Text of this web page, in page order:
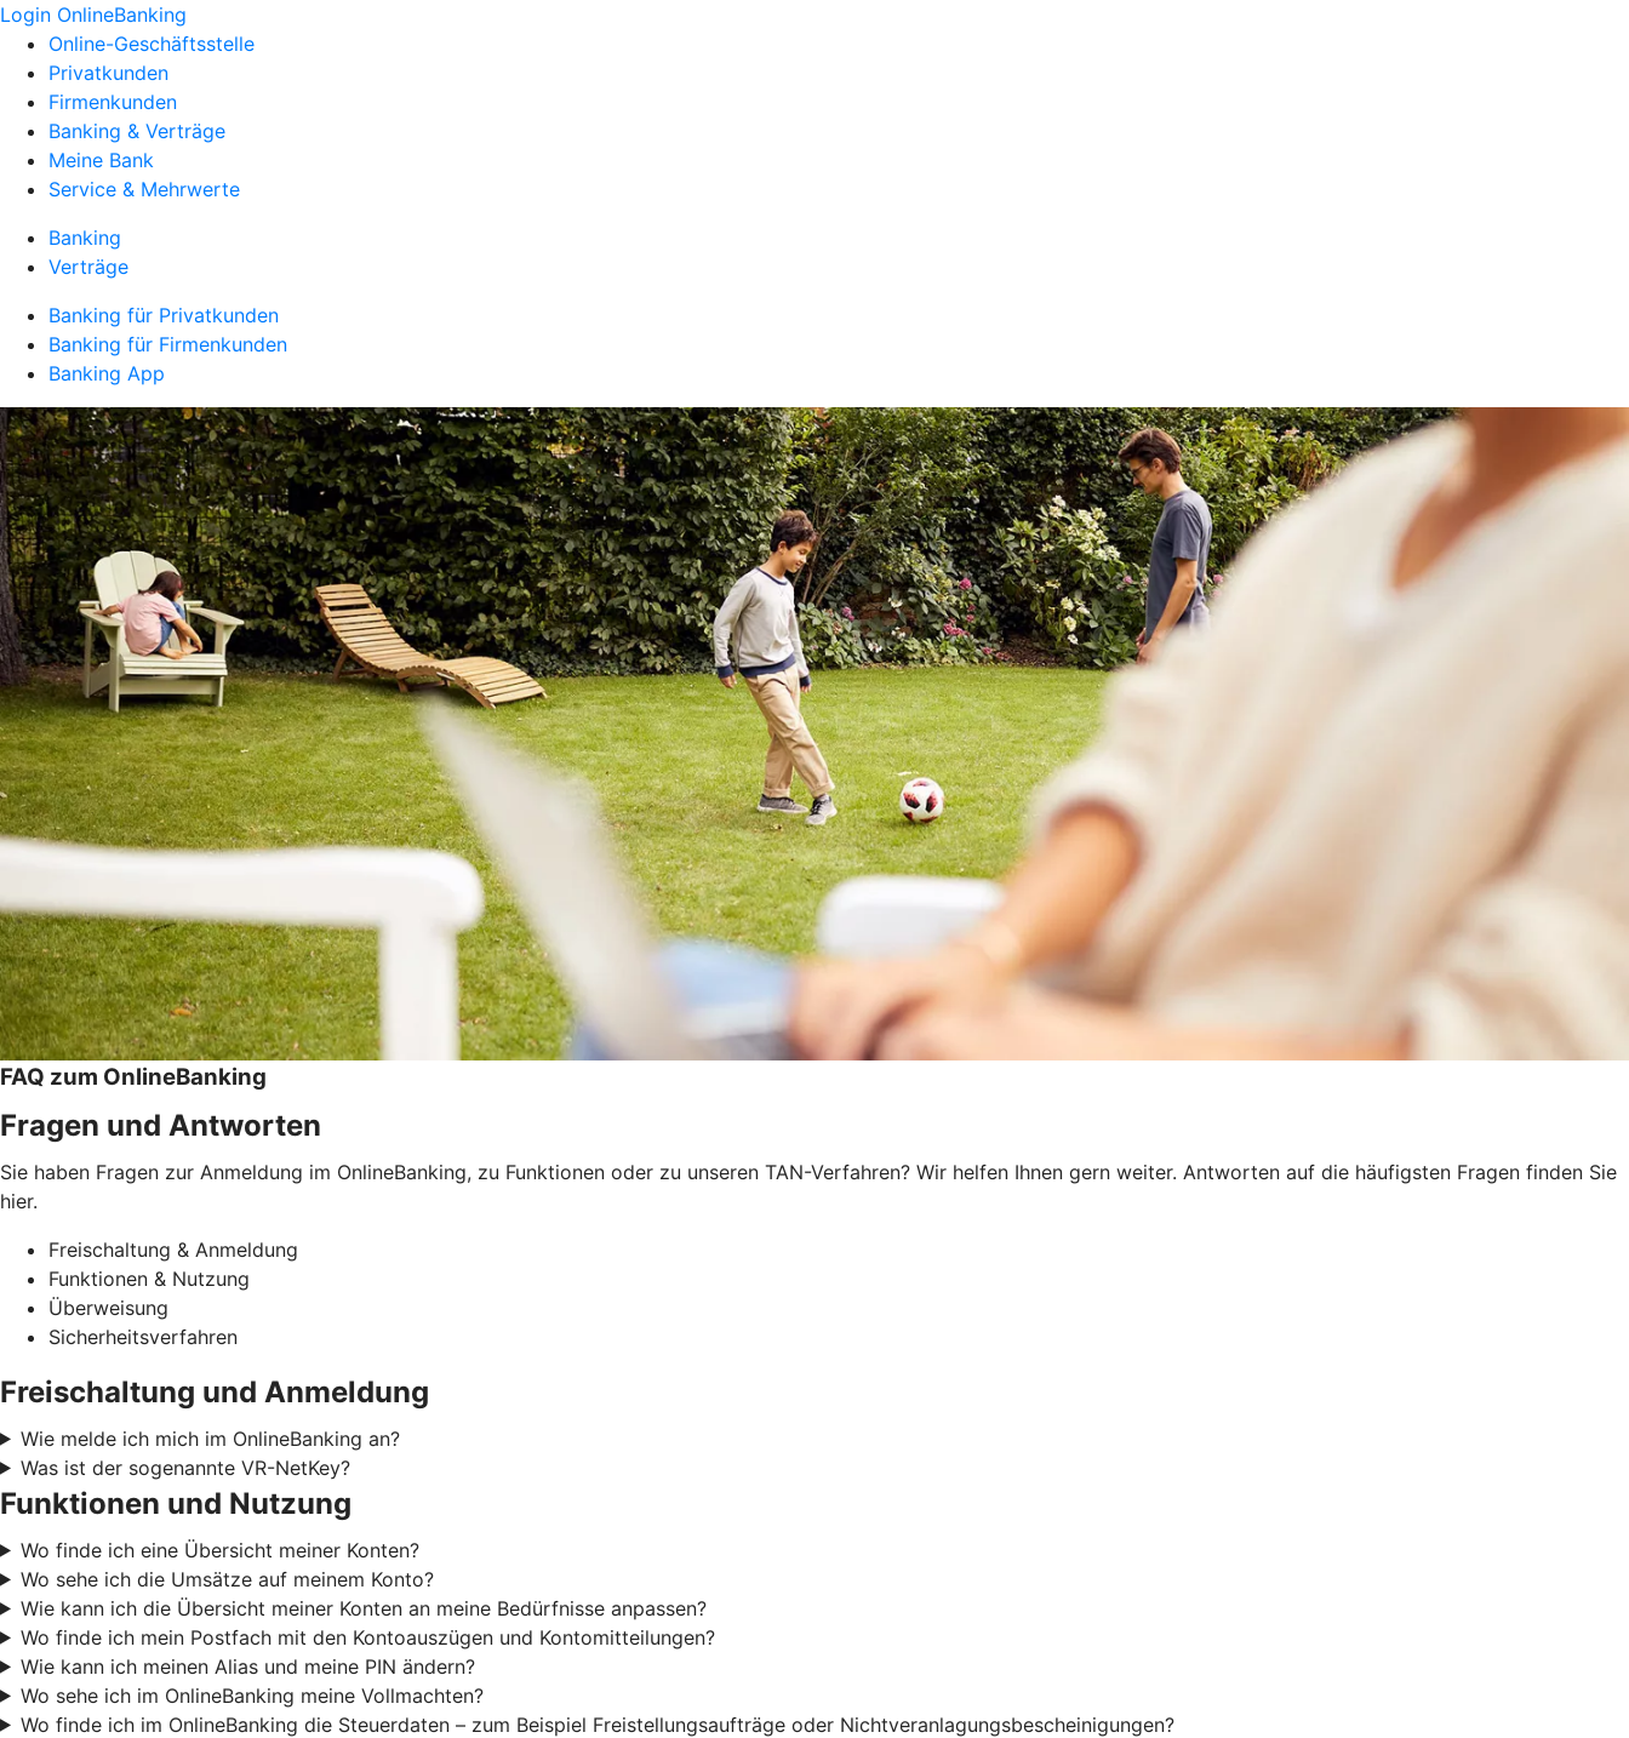
Login OnlineBanking
Online-Geschäftsstelle
Privatkunden
Firmenkunden
Banking & Verträge
Meine Bank
Service & Mehrwerte
Banking
Verträge
Banking für Privatkunden
Banking für Firmenkunden
Banking App
FAQ zum OnlineBanking
Fragen und Antworten
Sie haben Fragen zur Anmeldung im OnlineBanking, zu Funktionen oder zu unseren TAN-Verfahren? Wir helfen Ihnen gern weiter. Antworten auf die häufigsten Fragen finden Sie
hier.
Freischaltung & Anmeldung
Funktionen & Nutzung
Überweisung
Sicherheitsverfahren
Freischaltung und Anmeldung
Wie melde ich mich im OnlineBanking an?
Was ist der sogenannte VR-NetKey?
Funktionen und Nutzung
Wo finde ich eine Übersicht meiner Konten?
Wo sehe ich die Umsätze auf meinem Konto?
Wie kann ich die Übersicht meiner Konten an meine Bedürfnisse anpassen?
Wo finde ich mein Postfach mit den Kontoauszügen und Kontomitteilungen?
Wie kann ich meinen Alias und meine PIN ändern?
Wo sehe ich im OnlineBanking meine Vollmachten?
Wo finde ich im OnlineBanking die Steuerdaten – zum Beispiel Freistellungsaufträge oder Nichtveranlagungsbescheinigungen?